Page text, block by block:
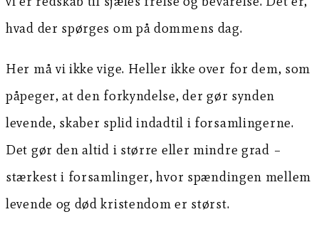
hvad der spørges om på dommens dag.
Her må vi ikke vige. Heller ikke over for dem, som
påpeger, at den forkyndelse, der gør synden
levende, skaber splid indadtil i forsamlingerne.
Det gør den altid i større eller mindre grad –
stærkest i forsamlinger, hvor spændingen mellem
levende og død kristendom er størst.